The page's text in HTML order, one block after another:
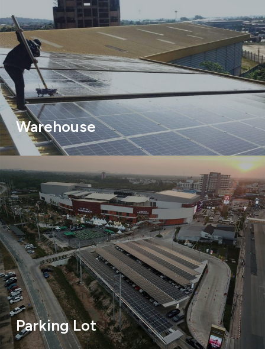
Warehouse
Parking Lot